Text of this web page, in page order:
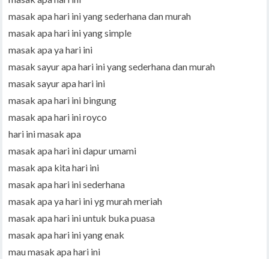
masak apa hari ini yang sederhana dan murah
masak apa hari ini yang simple
masak apa ya hari ini
masak sayur apa hari ini yang sederhana dan murah
masak sayur apa hari ini
masak apa hari ini bingung
masak apa hari ini royco
hari ini masak apa
masak apa hari ini dapur umami
masak apa kita hari ini
masak apa hari ini sederhana
masak apa ya hari ini yg murah meriah
masak apa hari ini untuk buka puasa
masak apa hari ini yang enak
mau masak apa hari ini